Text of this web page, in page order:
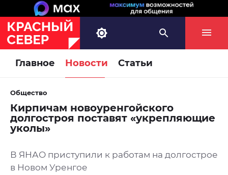
Главное Новости Статьи
Общество
Кирпичам новоуренгойского
долгостроя поставят «укрепляющие
уколы»
В ЯНАО приступили к работам на долгострое
в Новом Уренгое